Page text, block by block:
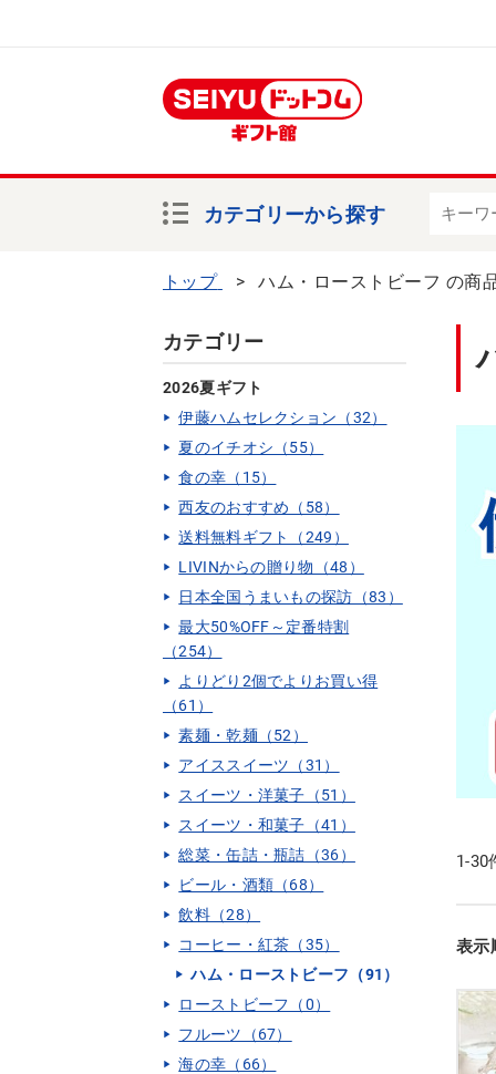
カテゴリーから探す
トップ ハム・ローストビーフ の商
カテゴリー
2026夏ギフト
伊藤ハムセレクション（32）
夏のイチオシ（55）
食の幸（15）
西友のおすすめ（58）
送料無料ギフト（249）
LIVINからの贈り物（48）
日本全国うまいもの探訪（83）
最大50%OFF～定番特割
（254）
よりどり2個でよりお買い得
（61）
素麺・乾麺（52）
アイススイーツ（31）
スイーツ・洋菓子（51）
スイーツ・和菓子（41）
総菜・缶詰・瓶詰（36）
ビール・酒類（68）
飲料（28）
コーヒー・紅茶（35）
ハム・ローストビーフ（91）
ローストビーフ（0）
フルーツ（67）
海の幸（66）
1-30
表示